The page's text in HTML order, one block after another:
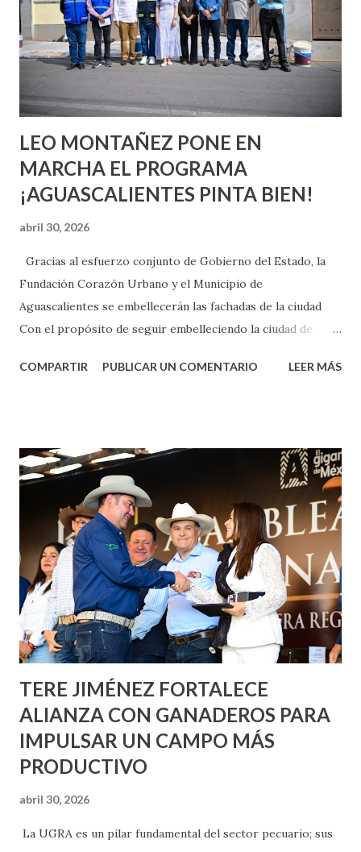
chica y aún no has tenido relaciones sexuales, tal vez
pienses que el sexo será increíble y no puedas esperar para
experimentarlo, pero como cualquier persona con
experiencia te dirá, siempre es mejor cuando ambas partes
son suficientemen...
LEO MONTAÑEZ PONE EN
MARCHA EL PROGRAMA
¡AGUASCALIENTES PINTA BIEN!
abril 30, 2026
Gracias al esfuerzo conjunto de Gobierno del Estado, la
Fundación Corazón Urbano y el Municipio de
Aguascalientes se embellecerán las fachadas de la ciudad
Con el propósito de seguir embelleciendo la ciudad de
municipal, Leo Montañez dio inicio al programa
Corazón Urbano y el Municipio capital. Leo Montañez
informó que en este programa se usarán cerca de 90 mil
metros cuadrados de pintura, para dar inicio en la calle
Nieto, entre Jesús F. Elizondo y la calle 22 de Octubre, con
lo que se aplicará pintura en 66 casas. Posteriormente se
llevará este programa a Villas de Nuestra Señora de la
Asunción, Avenida Alameda y Decreto 27 de Septiembre, en
los edificios FOVISSSTE Ojo de Agua, en la comunidad
Norias de Paso Hondo y en los edificios de...
COMPARTIR PUBLICAR UN COMENTARIO LEER MÁS
TERE JIMÉNEZ FORTALECE
ALIANZA CON GANADEROS PARA
IMPULSAR UN CAMPO MÁS
PRODUCTIVO
abril 30, 2026
La UGRA es un pilar fundamental del sector pecuario; sus